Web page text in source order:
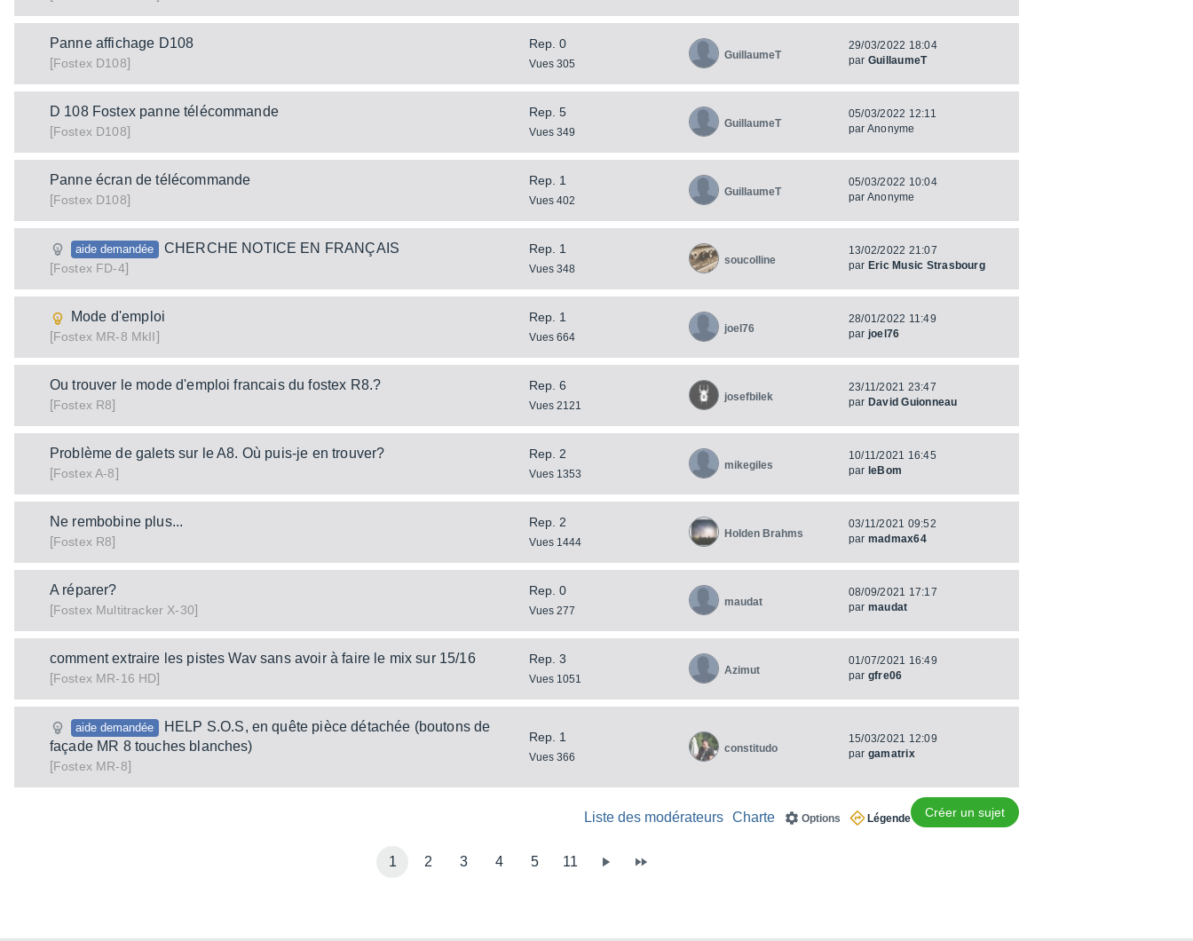
Panne affichage D108
[FostexD108]
Rep. 0
Vues 305
GuillaumeT
29/03/2022 18:04
par GuillaumeT
D 108 Fostex panne télécommande
[FostexD108]
Rep. 5
Vues 349
GuillaumeT
05/03/2022 12:11
par Anonyme
Panne écran de télécommande
[FostexD108]
Rep. 1
Vues 402
GuillaumeT
05/03/2022 10:04
par Anonyme
aide demandée
CHERCHE NOTICE EN FRANÇAIS
[FostexFD-4]
Rep. 1
Vues 348
soucolline
13/02/2022 21:07
par Eric Music Strasbourg
Mode d'emploi
[FostexMR-8 MkII]
Rep. 1
Vues 664
joel76
28/01/2022 11:49
par joel76
Ou trouver le mode d'emploi francais du fostex R8.?
[FostexR8]
Rep. 6
Vues 2121
josefbilek
23/11/2021 23:47
par David Guionneau
Problème de galets sur le A8. Où puis-je en trouver?
[FostexA-8]
Rep. 2
Vues 1353
mikegiles
10/11/2021 16:45
par leBom
Ne rembobine plus...
[FostexR8]
Rep. 2
Vues 1444
Holden Brahms
03/11/2021 09:52
par madmax64
A réparer?
[FostexMultitracker X-30]
Rep. 0
Vues 277
maudat
08/09/2021 17:17
par maudat
comment extraire les pistes Wav sans avoir à faire le mix sur 15/16
[FostexMR-16 HD]
Rep. 3
Vues 1051
Azimut
01/07/2021 16:49
par gfre06
aide demandée
HELP S.O.S, en quête pièce détachée (boutons de
façade MR 8 touches blanches)
[FostexMR-8]
Rep. 1
Vues 366
constitudo
15/03/2021 12:09
par gamatrix
Créer un sujet
Légende
Options
Charte
Liste des modérateurs
1 2 3 4 5 11